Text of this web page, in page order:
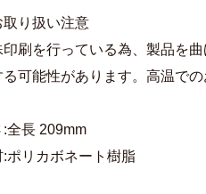
り扱い注意
印刷を行っている為、製品を
る可能性があります。高温で
:全長 209mm
:ポリカボネート樹脂